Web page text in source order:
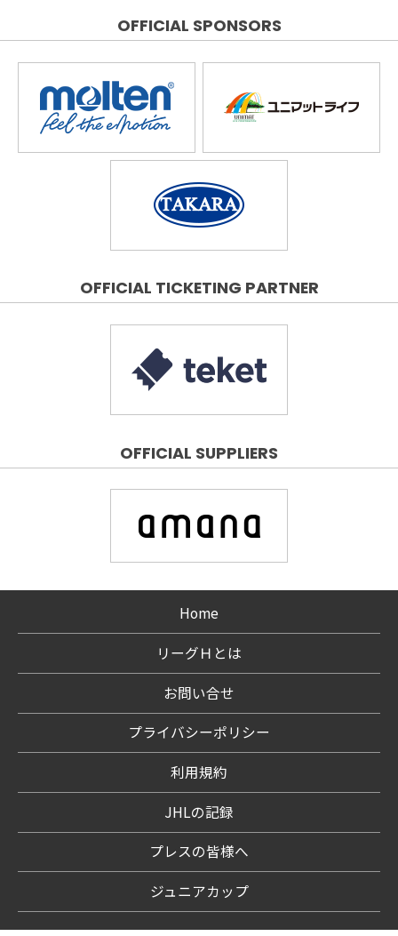
OFFICIAL SPONSORS
OFFICIAL TICKETING PARTNER
OFFICIAL SUPPLIERS
Home
リーグＨとは
お問い合せ
プライバシーポリシー
利用規約
JHLの記録
プレスの皆様へ
ジュニアカップ